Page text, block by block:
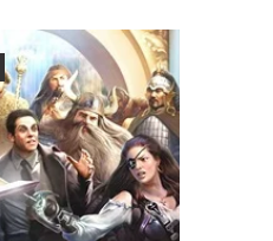
8-35
2-3 ч.
Приключения